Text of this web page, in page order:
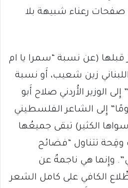
صفحات رعناء شبيهة بلا
(عن نسبة “سمرا يا ام
زين شعيب، أَو نسبة
الوزير الأُردني صلاح أَبو
إِلى الشاعر الفلسطيني
الكثير) تبقى جميعُها
تتناول “فضائح
وإِنما هي ناجمةٌ عن
الكافي على كامل الشعر